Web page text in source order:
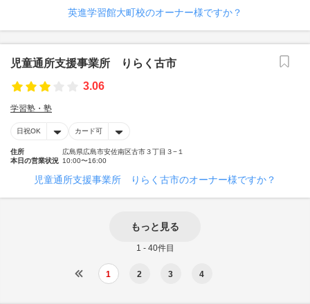
英進学習館大町校のオーナー様ですか？
児童通所支援事業所 りらく古市
3.06
学習塾・塾
日祝OK カード可
住所
広島県広島市安佐南区古市３丁目３−１
本日の営業状況 10:00〜16:00
児童通所支援事業所 りらく古市のオーナー様ですか？
もっと見る
1 - 40件目
1 2 3 4